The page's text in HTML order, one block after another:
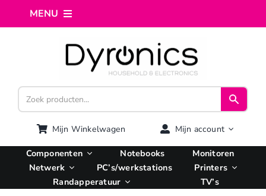
MENU
Webshop
Computer reparatie
AI Integratie
Mijn Winkelwagen Mijn account
Componenten Notebooks
Monitoren
Netwerk
PC’s/werkstations
Printers
Randapperatuur
TV’s